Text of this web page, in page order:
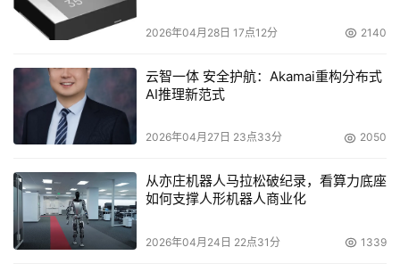
2026年04月28日 17点12分 2140
云智一体 安全护航：Akamai重构分布式
AI推理新范式
2026年04月27日 23点33分 2050
从亦庄机器人马拉松破纪录，看算力底座
如何支撑人形机器人商业化
2026年04月24日 22点31分 1339